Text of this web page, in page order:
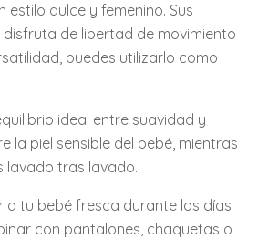
dulce y femenino. Sus
de libertad de movimiento
puedes utilizarlo como
ideal entre suavidad y
la piel sensible del bebé, mientras
lavado tras lavado.
a tu bebé fresca durante los días
con pantalones, chaquetas o